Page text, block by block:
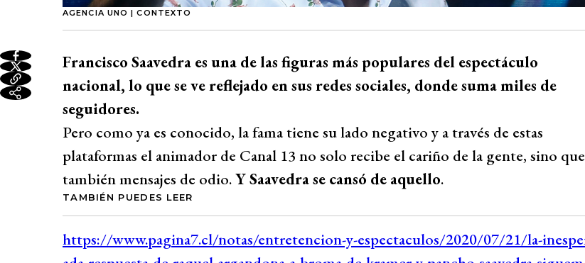
AGENCIA UNO | CONTEXTO
Francisco Saavedra es una de las figuras más populares del espectáculo
nacional, lo que se ve reflejado en sus redes sociales, donde suma miles de
seguidores.
Pero como ya es conocido, la fama tiene su lado negativo y a través de estas
plataformas el animador de Canal 13 no solo recibe el cariño de la gente, sino que
también mensajes de odio.Y Saavedra se cansó de aquello.
TAMBIÉN PUEDES LEER